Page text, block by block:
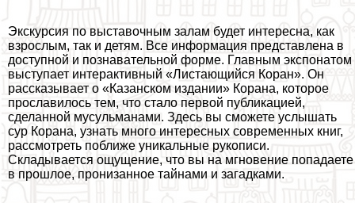
Экскурсия по выставочным залам будет интересна, как
взрослым, так и детям. Все информация представлена в
доступной и познавательной форме. Главным экспонатом
выступает интеpaктивный «Листающийся Коран». Он
рассказывает о «Казанском издании» Корана, которое
прославилось тем, что стало первой публикацией,
сделанной мусульманами. Здесь вы сможете услышать
сур Корана, узнать много интересных современных книг,
рассмотреть поближе уникальные рукописи.
Складывается ощущение, что вы на мгновение попадаете
в прошлое, пронизанное тайнами и загадками.